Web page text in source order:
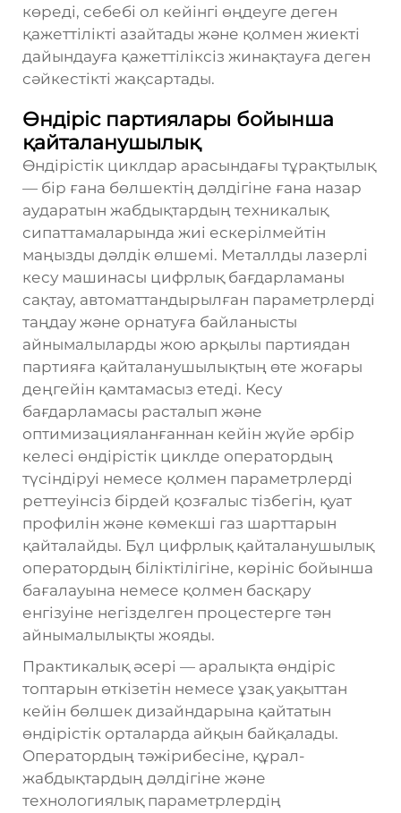
көреді, себебі ол кейінгі өңдеуге деген
қажеттілікті азайтады және қолмен жиекті
дайындауға қажеттіліксіз жинақтауға деген
сәйкестікті жақсартады.
Өндіріс партиялары бойынша
қайталанушылық
Өндірістік циклдар арасындағы тұрақтылық
— бір ғана бөлшектің дәлдігіне ғана назар
аударатын жабдықтардың техникалық
сипаттамаларында жиі ескерілмейтін
маңызды дәлдік өлшемі. Металлды лазерлі
кесу машинасы цифрлық бағдарламаны
сақтау, автоматтандырылған параметрлерді
таңдау және орнатуға байланысты
айнымалыларды жою арқылы партиядан
партияға қайталанушылықтың өте жоғары
деңгейін қамтамасыз етеді. Кесу
бағдарламасы расталып және
оптимизацияланғаннан кейін жүйе әрбір
келесі өндірістік циклде оператордың
түсіндіруі немесе қолмен параметрлерді
реттеуінсіз бірдей қозғалыс тізбегін, қуат
профилін және көмекші газ шарттарын
қайталайды. Бұл цифрлық қайталанушылық
оператордың біліктілігіне, көрініс бойынша
бағалауына немесе қолмен басқару
енгізуіне негізделген процестерге тән
айнымалылықты жояды.
Практикалық әсері — аралықта өндіріс
топтарын өткізетін немесе ұзақ уақыттан
кейін бөлшек дизайндарына қайтатын
өндірістік орталарда айқын байқалады.
Оператордың тәжірибесіне, құрал-
жабдықтардың дәлдігіне және
технологиялық параметрлердің